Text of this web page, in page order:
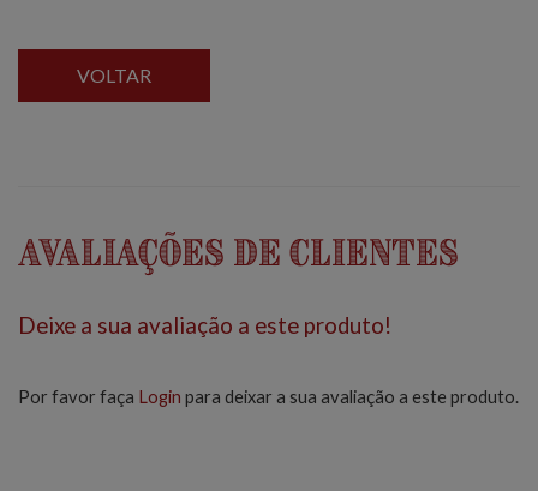
VOLTAR
Avaliações de Clientes
Deixe a sua avaliação a este produto!
Por favor faça Login para deixar a sua avaliação a este produto.